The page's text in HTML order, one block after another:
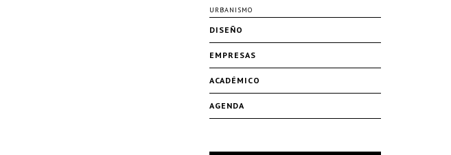
URBANISMO
DISEÑO
EMPRESAS
ACADÉMICO
AGENDA